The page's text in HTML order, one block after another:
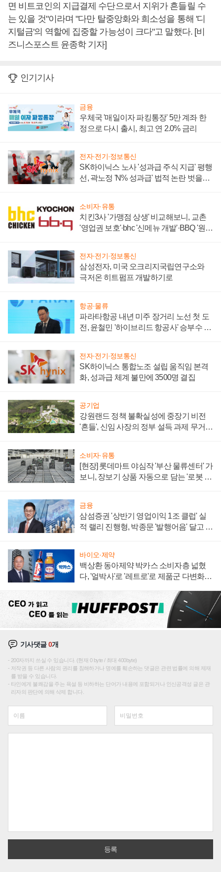
면 비트코인의 지급결제 수단으로서 지위가 흔들릴 수
는 있을 것"이라며 "다만 탈중앙화와 희소성을 통해 '디
지털금'의 역할에 집중할 가능성이 크다"고 말했다. [비
즈니스포스트 윤종학 기자]
인기기사
금융
우체국 '매일이자 파킹통장' 5만 계좌 한
정으로 다시 출시, 최고 연 2.0% 금리
전자·전기·정보통신
SK하이닉스 노사 '성과급 주식 지급' 평행
선, 곽노정 'N% 성과급' 법적 논란 벗을지
소비자·유통
치킨3사 '가맹점 상생' 비교해보니, 교촌
'영업권 보호'·bhc '신메뉴 개발'·BBQ '원가
전자·전기·정보통신
삼성전자, 미국 오크리지국립연구소와
극저온 히트펌프 개발하기로
항공·물류
파라타항공 내년 미주 장거리 노선 첫 도
전, 윤철민 '하이브리드 항공사' 승부수 통
전자·전기·정보통신
SK하이닉스 통합노조 설립 움직임 본격
화, 성과급 체계 불만에 3500명 결집
공기업
강원랜드 정책 불확실성에 중장기 비전
'흔들', 신임 사장의 정부 설득 과제 무거워
소비자·유통
[현장] 롯데마트 야심작 '부산 물류센터' 가
보니, 장보기 상품 자동으로 담는 '로봇 40
금융
삼섬증권 '상반기 영업이익 1조 클럽' 실
적 랠리 진행형, 박종문 '발행어음' 달고 연
바이오·제약
백상환 동아제약 박카스 소비자층 넓혔
다, '얼박사'로 '레트로'로 제품군 다변화
기사댓글0개
200자까지 쓰실 수 있습니다. (현재 0 byte / 최대 400byte)
저작권 등 다른 사람의 권리를 침해하거나 명예를 훼손하는 댓글은 관련 법률에 의해 제재
를 받을 수 있습니다.
타인에게 불쾌감을 주는 욕설 등 비하하는 단어가 내용에 포함되거나 인신공격성 글은 관
리자의 판단에 의해 삭제 합니다.